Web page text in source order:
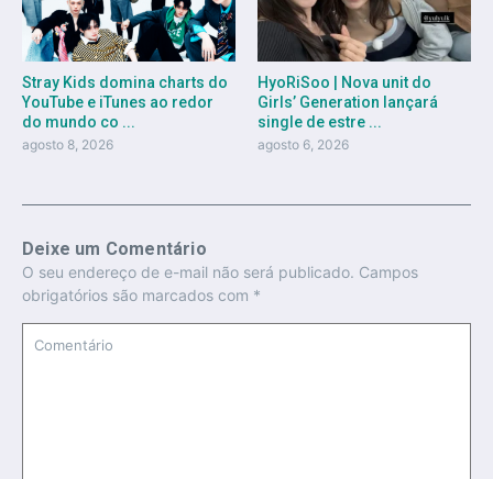
Stray Kids domina charts do
YouTube e iTunes ao redor
do mundo co ...
agosto 8, 2026
HyoRiSoo | Nova unit do
Girls’ Generation lançará
single de estre ...
agosto 6, 2026
Deixe um Comentário
O seu endereço de e-mail não será publicado. Campos
obrigatórios são marcados com *